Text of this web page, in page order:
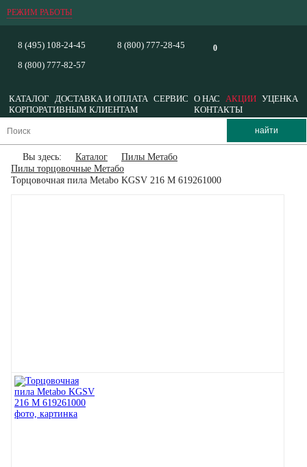
РЕЖИМ РАБОТЫ
0
8 (495) 108-24-45
8 (800) 777-82-57
8 (800) 777-28-45
КАТАЛОГ ДОСТАВКА И ОПЛАТА СЕРВИС О НАС АКЦИИ УЦЕНКА
КОРПОРАТИВНЫМ КЛИЕНТАМ
КОНТАКТЫ
Вы здесь: Каталог
Пилы Метабо
Пилы торцовочные Метабо
Торцовочная пила Metabo KGSV 216 M 619261000